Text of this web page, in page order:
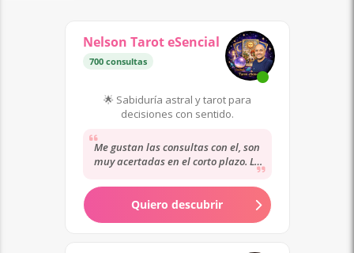
Nelson Tarot eSencial
700 consultas
🌟 Sabiduría astral y tarot para
decisiones con sentido.
Me gustan las consultas con el, son
muy acertadas en el corto plazo. Lo
único mejorar algo la calidad de la
llamada....
Quiero descubrir